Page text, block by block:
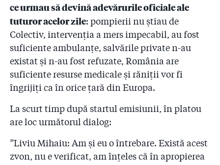
2.31
Trei ani de la incendiul Colectiv – „Luptați pentru
viața voastră!”
2.32 English title to be translated
ce urmau să devină adevărurile oficiale ale
tuturor acelor zile: pompierii nu știau de
Colectiv, intervenția a mers impecabil, au fost
suficiente ambulanțe, salvările private n-au
existat și n-au fost refuzate, România are
suficiente resurse medicale și răniții vor fi
îngrijiți ca în orice țară din Europa.
La scurt timp după startul emisiunii, în platou
are loc următorul dialog:
”Liviu Mihaiu: Am și eu o întrebare. Există acest
zvon, nu e verificat, am înțeles că în apropierea